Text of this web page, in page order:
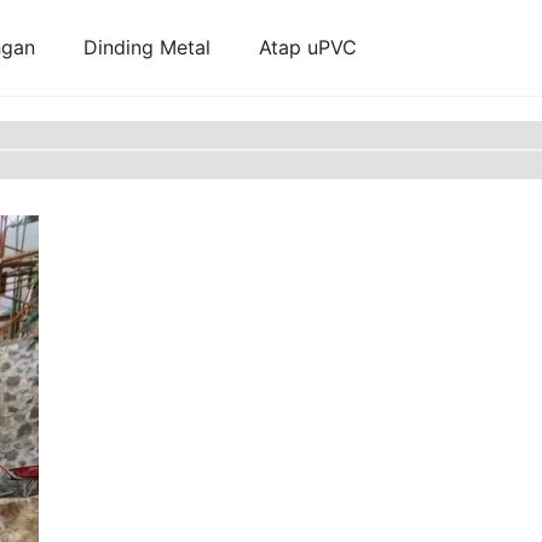
Dinding Metal Atap uPVC